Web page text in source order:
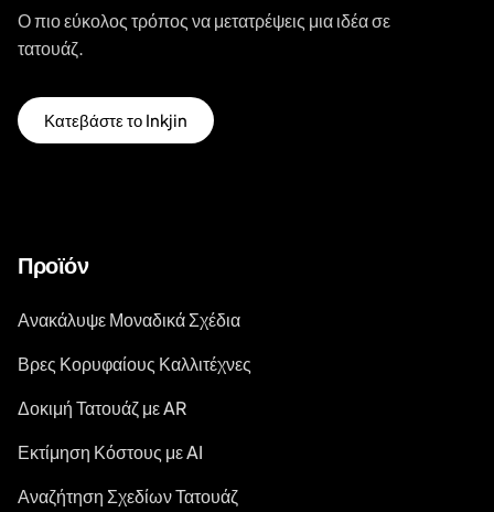
Ο πιο εύκολος τρόπος να μετατρέψεις μια ιδέα σε
τατουάζ.
Κατεβάστε το Inkjin
Προϊόν
Ανακάλυψε Μοναδικά Σχέδια
Βρες Κορυφαίους Καλλιτέχνες
Δοκιμή Τατουάζ με AR
Εκτίμηση Κόστους με AI
Αναζήτηση Σχεδίων Τατουάζ